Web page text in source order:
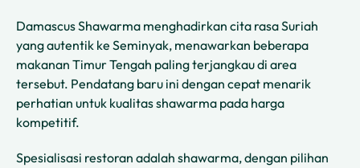
Damascus Shawarma menghadirkan cita rasa Suriah
yang autentik ke Seminyak, menawarkan beberapa
makanan Timur Tengah paling terjangkau di area
tersebut. Pendatang baru ini dengan cepat menarik
perhatian untuk kualitas shawarma pada harga
kompetitif.
Spesialisasi restoran adalah shawarma, dengan pilihan